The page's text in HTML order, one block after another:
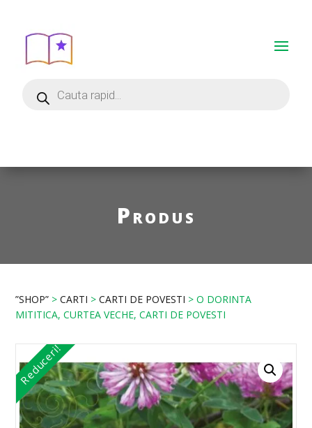
Produs
”SHOP” >CARTI >CARTI DE POVESTI > O DORINTA
MITITICA, CURTEA VECHE, CARTI DE POVESTI
Reduceri!